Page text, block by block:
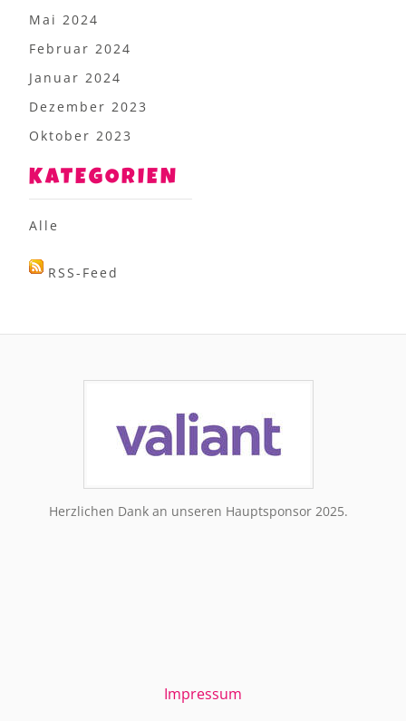
Mai 2024
Februar 2024
Januar 2024
Dezember 2023
Oktober 2023
KATEGORIEN
Alle
RSS-Feed
Herzlichen Dank an unseren Hauptsponsor 2025.
Impressum